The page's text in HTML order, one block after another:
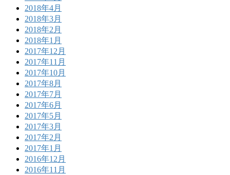
2018年4月
2018年3月
2018年2月
2018年1月
2017年12月
2017年11月
2017年10月
2017年8月
2017年7月
2017年6月
2017年5月
2017年3月
2017年2月
2017年1月
2016年12月
2016年11月